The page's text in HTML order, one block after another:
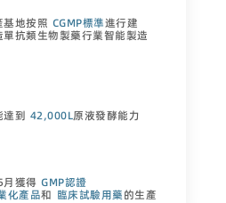
地按照 CGMP標準進行建
抗類生物製藥行業智能製造
達到 42,000L原液發酵能力
獲得 GMP認證
化產品和 臨床試驗用藥的生產